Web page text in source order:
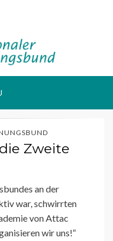
Gerechtigkeit
Zweite
an der
war, schwirrten
von Attac
wir uns!“